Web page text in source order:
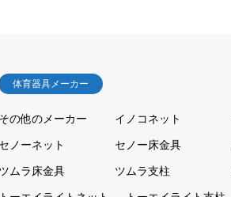
体育器具メーカー
その他のメーカー イノコネット
セノーネット セノー床金具
ツムラ床金具 ツムラ支柱